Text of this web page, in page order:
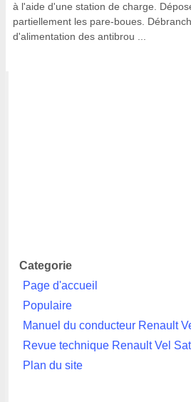
à l'aide d'une station de charge.
partiellement les pare-boues.
d'alimentation des antibrou ...
Categorie
Page d'accueil
Populaire
Manuel du conducteur Renault
Revue technique Renault Vel
Plan du site